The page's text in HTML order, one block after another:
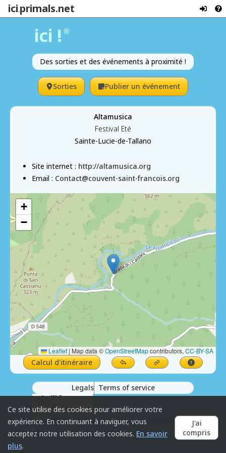
ici.primals.net
ici ! ®
Des sorties et des événements à proximité !
Sorties Publier un événement
Altamusica
Festival Eté
Sainte-Lucie-de-Tallano
Site internet : http://altamusica.org
Email : Contact@couvent-saint-francois.org
+
−
Leaflet | Map data ©OpenStreetMapcontributors, CC-BY-SA
Calcul d'itinéraire
Legals Terms of service
Ce site utilise des cookies pour améliorer votre
expérience. En continuant à naviguer, vous
acceptez notre utilisation des cookies. En savoir
plus.
J'ai
compris